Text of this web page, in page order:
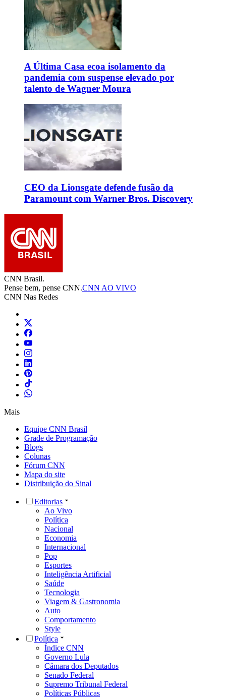
A Última Casa ecoa isolamento da
pandemia com suspense elevado por
talento de Wagner Moura
CEO da Lionsgate defende fusão da
Paramount com Warner Bros. Discovery
CNN Brasil.
Pense bem, pense CNN.CNN AO VIVO
CNN Nas Redes
Mais
Equipe CNN Brasil
Grade de Programação
Blogs
Colunas
Fórum CNN
Mapa do site
Distribuição do Sinal
Editorias
Ao Vivo
Política
Nacional
Economia
Internacional
Pop
Esportes
Inteligência Artificial
Saúde
Tecnologia
Viagem & Gastronomia
Auto
Comportamento
Style
Política
Índice CNN
Governo Lula
Câmara dos Deputados
Senado Federal
Supremo Tribunal Federal
Políticas Públicas